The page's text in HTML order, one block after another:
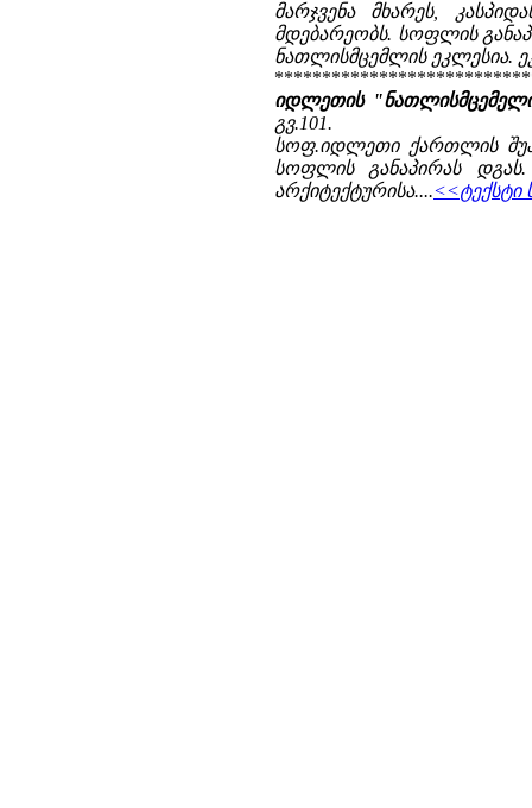
მარჯვენა მხარეს,
მდებარეობს. სოფლის
ნათლისმცემლის ეკლესია.
იდლეთის
გვ.101.
სოფ.იდლეთი ქართლის
სოფლის განაპირას
არქიტექტურისა....